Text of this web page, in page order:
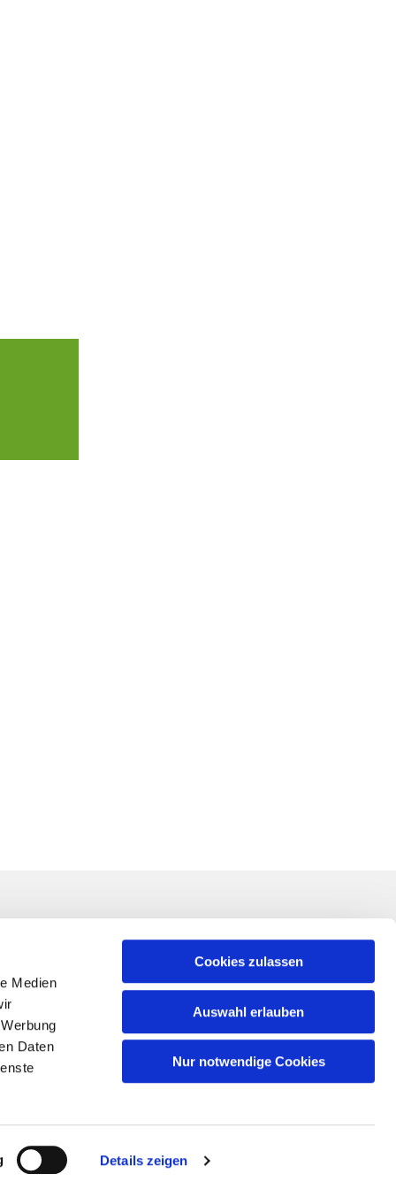
Medien
Daten
Details zeigen
Cookies zulassen
Auswahl erlauben
Nur notwendige Cookies
von
Linkliste
Datenschutzerklärung
Schutz vor sexualisierter Gewalt
Kontakt